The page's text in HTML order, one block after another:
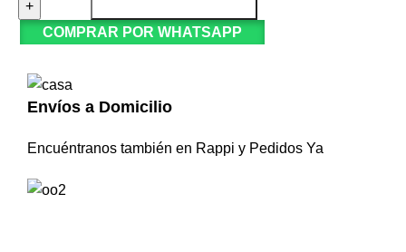
COMPRAR POR WHATSAPP
Envíos a Domicilio
Encuéntranos también en Rappi y Pedidos Ya